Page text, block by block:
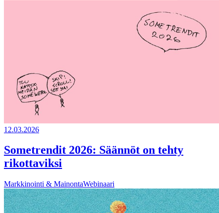
12.03.2026
Sometrendit 2026: Säännöt on tehty
rikottaviksi
Markkinointi & MainontaWebinaari